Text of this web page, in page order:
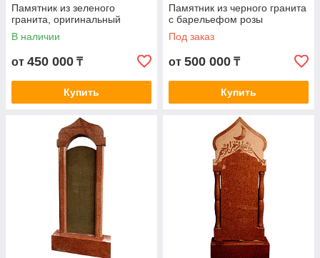
Памятник из зеленого
гранита, оригинальный
В наличии
от 450 000 ₸
Купить
Памятник из черного гранита
с барельефом розы
Под заказ
от 500 000 ₸
Купить